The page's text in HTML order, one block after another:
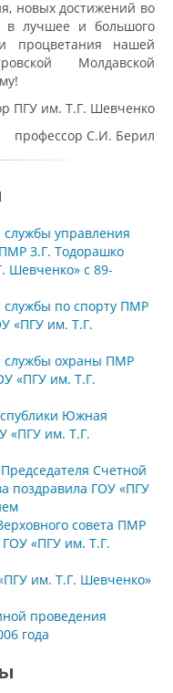
новых достижений во
в лучшее и большого
процветания нашей
Молдавской
ПГУ им. Т.Г. Шевченко
профессор С.И. Берил
службы управления
З.Г. Тодорашко
Шевченко» с 89-
службы по спорту ПМР
«ПГУ им. Т.Г.
службы охраны ПМР
«ПГУ им. Т.Г.
Южная
«ПГУ им. Т.Г.
Счетной
поздравила ГОУ «ПГУ
совета ПМР
«ПГУ им. Т.Г.
им. Т.Г. Шевченко»
проведения
года